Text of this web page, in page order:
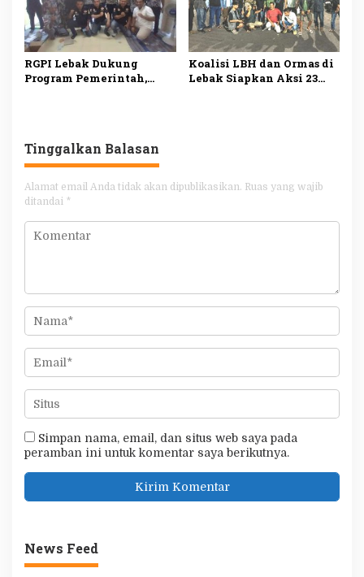
RGPI Lebak Dukung
Program Pemerintah,
Koalisi LBH dan Ormas di
Lebak Siapkan Aksi 23
Tinggalkan Balasan
Alamat email Anda tidak akan dipublikasikan. Ruas yang wajib
ditandai *
Simpan nama, email, dan situs web saya pada
peramban ini untuk komentar saya berikutnya.
News Feed